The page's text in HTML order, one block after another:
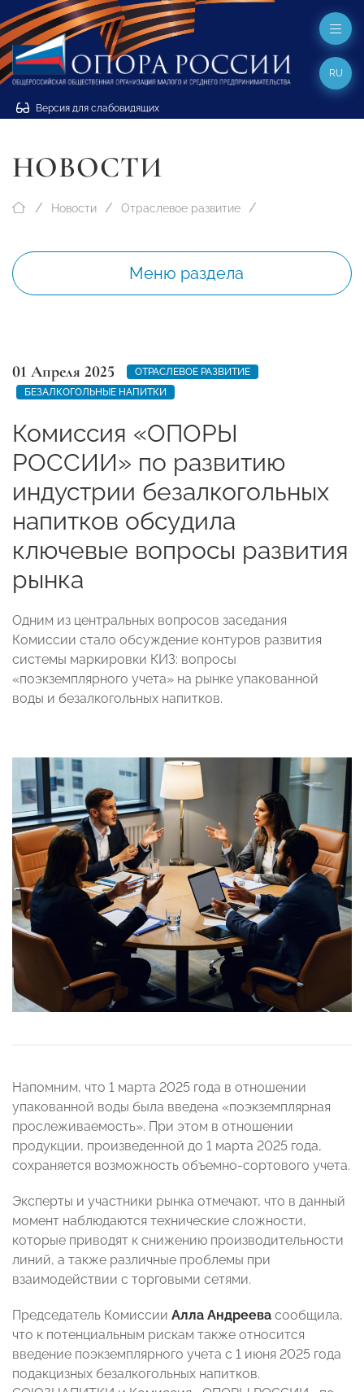
Версия для слабовидящих
RU
НОВОСТИ
Новости Отраслевое развитие
Меню раздела
01 Апреля 2025
ОТРАСЛЕВОЕ РАЗВИТИЕ
БЕЗАЛКОГОЛЬНЫЕ НАПИТКИ
Комиссия «ОПОРЫ
РОССИИ» по развитию
индустрии безалкогольных
напитков обсудила
ключевые вопросы развития
рынка
Одним из центральных вопросов заседания
Комиссии стало обсуждение контуров развития
системы маркировки КИЗ: вопросы
«поэкземплярного учета» на рынке упакованной
воды и безалкогольных напитков.
Напомним, что 1 марта 2025 года в отношении
упакованной воды была введена «поэкземплярная
прослеживаемость». При этом в отношении
продукции, произведенной до 1 марта 2025 года,
сохраняется возможность объемно-сортового учета.
Эксперты и участники рынка отмечают, что в данный
момент наблюдаются технические сложности,
которые приводят к снижению производительности
линий, а также различные проблемы при
взаимодействии с торговыми сетями.
Председатель Комиссии Алла Андреева сообщила,
что к потенциальным рискам также относится
введение поэкземплярного учета с 1 июня 2025 года
подакцизных безалкогольных напитков.